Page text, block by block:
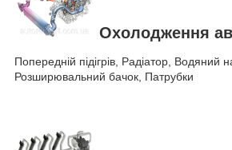
Охолодження
Попередній підігрів, Радіатор, Водяний
Розширювальний бачок, Патрубки